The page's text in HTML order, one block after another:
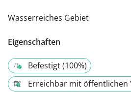
Wasserreiches Gebiet
Eigenschaften
Befestigt (100%)
Erreichbar mit